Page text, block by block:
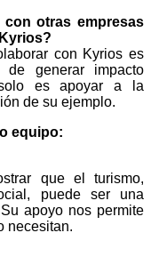
con otras empresas
con Kyrios es
generar impacto
es apoyar a la
de su ejemplo.
equipo:
que el turismo,
puede ser una
apoyo nos permite
necesitan.